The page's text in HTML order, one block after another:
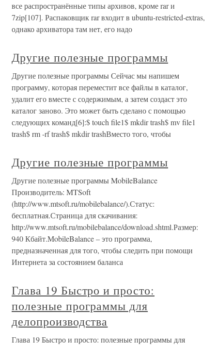
все распространённые типы архивов, кроме rar и
7zip[107]. Распаковщик rar входит в ubuntu-restricted-extras,
однако архиватора там нет, его надо
Другие полезные программы
Другие полезные программы Сейчас мы напишем
программу, которая переместит все файлы в каталог,
удалит его вместе с содержимым, а затем создаст это
каталог заново. Это может быть сделано с помощью
следующих команд[6]:$ touch file1$ mkdir trash$ mv file1
trash$ rm -rf trash$ mkdir trashВместо того, чтобы
Другие полезные программы
Другие полезные программы MobileBalance
Производитель: MTSoft
(http://www.mtsoft.ru/mobilebalance/).Статус:
бесплатная.Страница для скачивания:
http://www.mtsoft.ru/mobilebalance/download.shtml.Размер:
940 Кбайт.MobileBalance – это программа,
предназначенная для того, чтобы следить при помощи
Интернета за состоянием баланса
Глава 19 Быстро и просто:
полезные программы для
делопроизводства
Глава 19 Быстро и просто: полезные программы для